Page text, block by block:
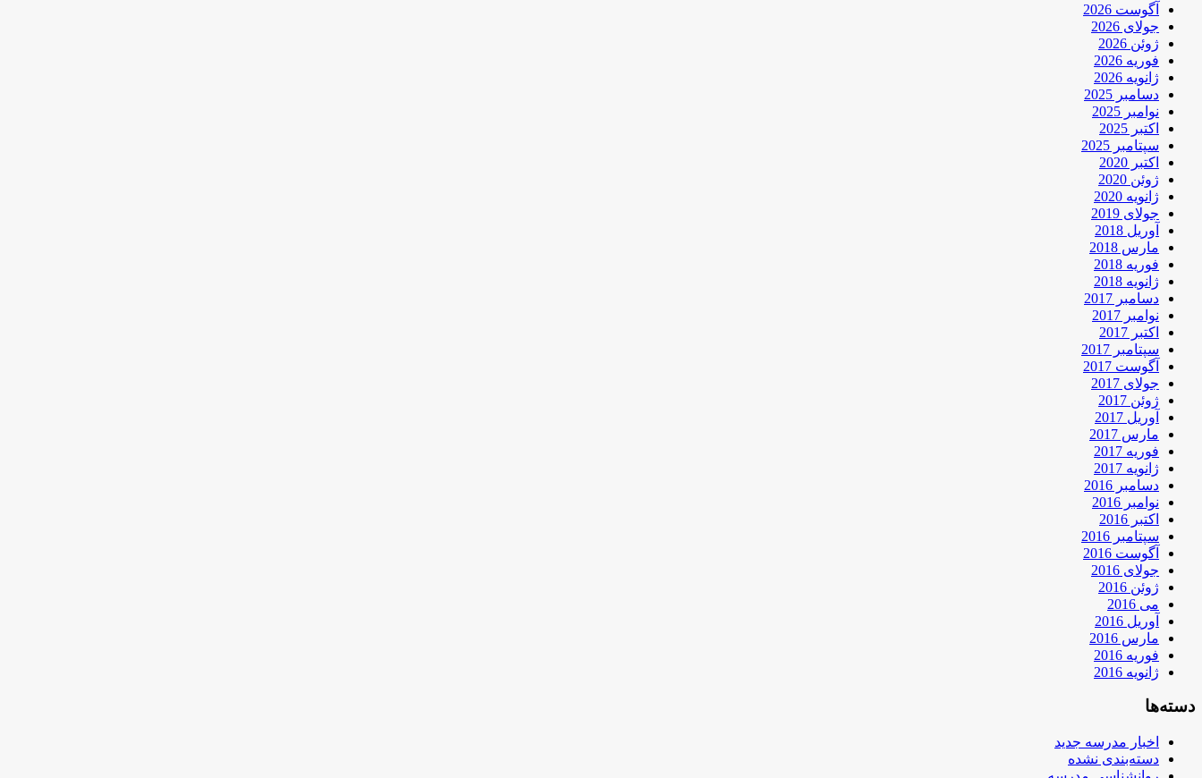
آگوست 2026
جولای 2026
ژوئن 2026
فوریه 2026
ژانویه 2026
دسامبر 2025
نوامبر 2025
اکتبر 2025
سپتامبر 2025
اکتبر 2020
ژوئن 2020
ژانویه 2020
جولای 2019
آوریل 2018
مارس 2018
فوریه 2018
ژانویه 2018
دسامبر 2017
نوامبر 2017
اکتبر 2017
سپتامبر 2017
آگوست 2017
جولای 2017
ژوئن 2017
آوریل 2017
مارس 2017
فوریه 2017
ژانویه 2017
دسامبر 2016
نوامبر 2016
اکتبر 2016
سپتامبر 2016
آگوست 2016
جولای 2016
ژوئن 2016
می 2016
آوریل 2016
مارس 2016
فوریه 2016
ژانویه 2016
دسته‌ها
اخبار مدرسه جدید
دسته‌بندی نشده